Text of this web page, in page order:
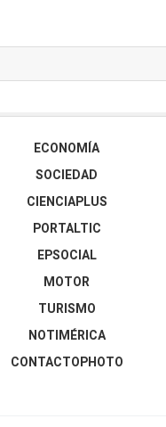
ECONOMÍA
SOCIEDAD
CIENCIAPLUS
PORTALTIC
EPSOCIAL
MOTOR
TURISMO
NOTIMÉRICA
CONTACTOPHOTO